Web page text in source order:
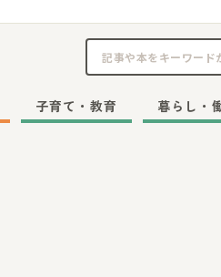
子育て・教育 暮らし・